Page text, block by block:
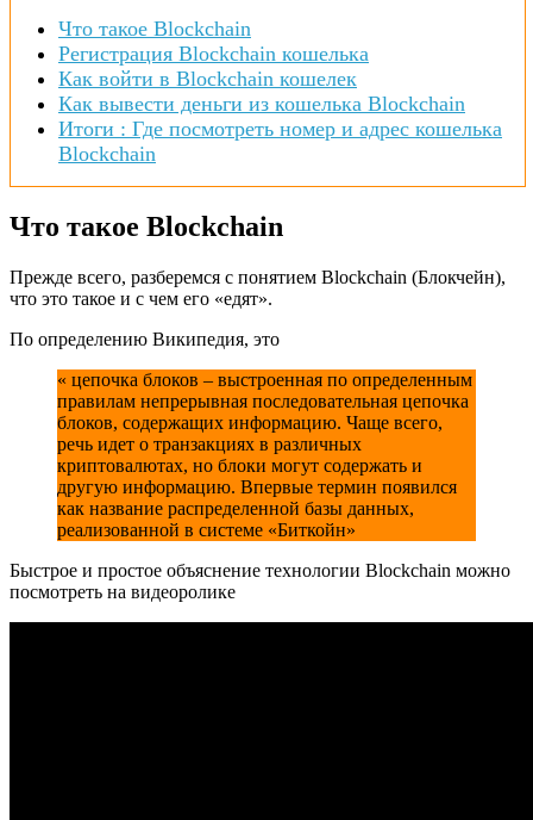
Что такое Blockchain
Регистрация Blockchain кошелька
Как войти в Blockchain кошелек
Как вывести деньги из кошелька Blockchain
Итоги : Где посмотреть номер и адрес кошелька
Blockchain
Что такое Blockchain
Прежде всего, разберемся с понятием Blockchain (Блокчейн),
что это такое и с чем его «едят».
По определению Википедия, это
« цепочка блоков – выстроенная по определенным
правилам непрерывная последовательная цепочка
блоков, содержащих информацию. Чаще всего,
речь идет о транзакциях в различных
криптовалютах, но блоки могут содержать и
другую информацию. Впервые термин появился
как название распределенной базы данных,
реализованной в системе «Биткойн»
Быстрое и простое объяснение технологии Blockchain можно
посмотреть на видеоролике